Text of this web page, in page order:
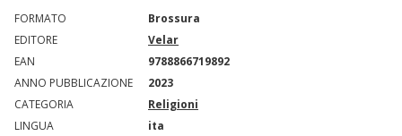
FORMATO
Brossura
EDITORE
Velar
EAN
9788866719892
ANNO PUBBLICAZIONE
2023
CATEGORIA
Religioni
LINGUA
ita